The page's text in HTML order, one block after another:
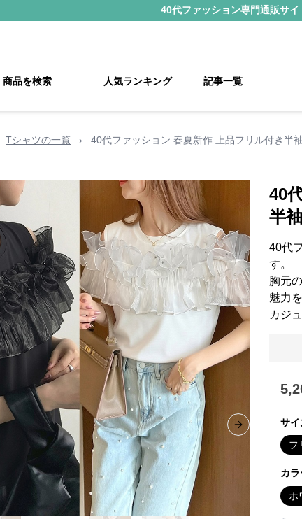
40代ファッション専門通販サイ
商品を検索 人気ランキング 記事一覧
Tシャツの一覧 › 40代ファッション 春夏新作 上品フリル付き半
Next slide
40
半
40代
す。
胸元
魅力
カジ
サイ
フ
カラ
ホ